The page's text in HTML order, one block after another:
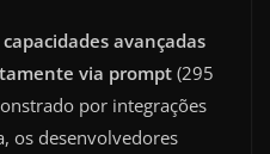
avançadas
via prompt (295
por integrações
os desenvolvedores